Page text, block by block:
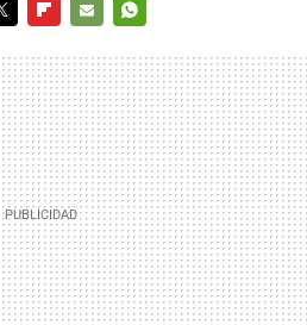
MAIL